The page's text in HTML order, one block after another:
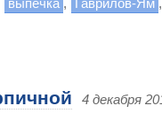
выпечка , Гаврилов-Ям ,
4 декабря